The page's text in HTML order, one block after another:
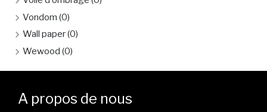
Vondom (0)
Wall paper(0)
Wewood (0)
A propos de nous